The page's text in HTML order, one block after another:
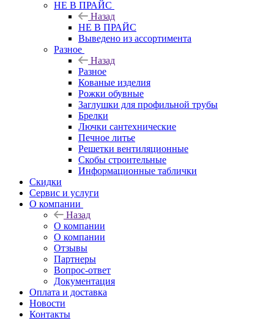
НЕ В ПРАЙС
Назад
НЕ В ПРАЙС
Выведено из ассортимента
Разное
Назад
Разное
Кованые изделия
Рожки обувные
Заглушки для профильной трубы
Брелки
Лючки сантехнические
Печное литье
Решетки вентиляционные
Скобы строительные
Информационные таблички
Скидки
Сервис и услуги
О компании
Назад
О компании
О компании
Отзывы
Партнеры
Вопрос-ответ
Документация
Оплата и доставка
Новости
Контакты